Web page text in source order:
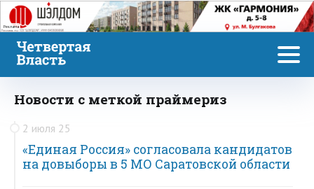
Реклама
Новости с меткой праймериз
2 июля 25
«Единая Россия» согласовала кандидатов
на довыборы в 5 МО Саратовской области